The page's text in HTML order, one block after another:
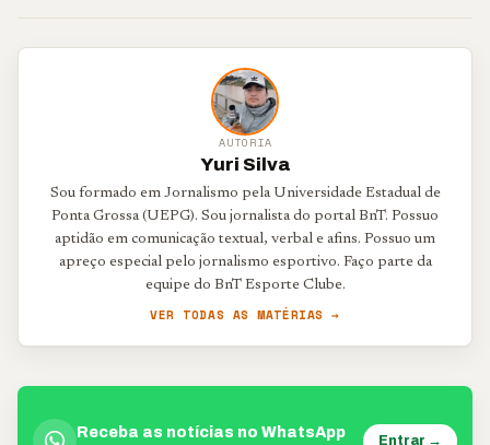
AUTORIA
Yuri Silva
Sou formado em Jornalismo pela Universidade Estadual de
Ponta Grossa (UEPG). Sou jornalista do portal BnT. Possuo
aptidão em comunicação textual, verbal e afins. Possuo um
apreço especial pelo jornalismo esportivo. Faço parte da
equipe do BnT Esporte Clube.
VER TODAS AS MATÉRIAS →
Receba as notícias no WhatsApp Entrar →